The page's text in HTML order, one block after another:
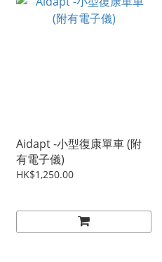
Aidapt -小型復康單車 (附
有電子儀)
HK$1,250.00